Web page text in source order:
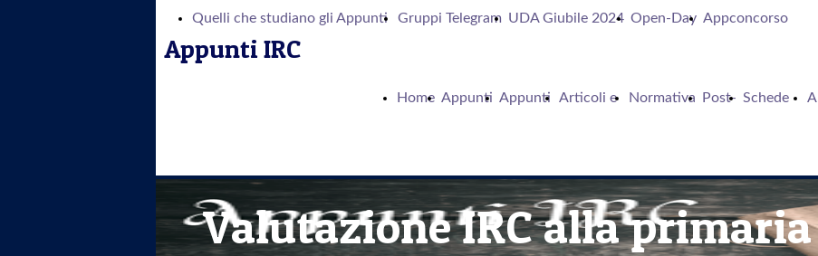
Quelli che studiano gli Appunti Gruppi Telegram UDA Giubile 2024 Open-Day Appconcorso
Appunti IRC
Home Appunti
Di
Appunti
In
Articoli e
contributi
Normativa Post-
it
Schede
supporto
Valutazione IRC alla primaria